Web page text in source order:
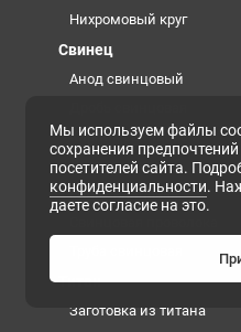
Нихромовый круг
Свинец
Анод свинцовый
Кирпич свинцовый
Лист свинцовый
Роль свинцовая
Титан
Заготовка из титана
Мы используем файлы
сохранения
посетителей сайта.
конфиденциальности.
даете согласие на это.